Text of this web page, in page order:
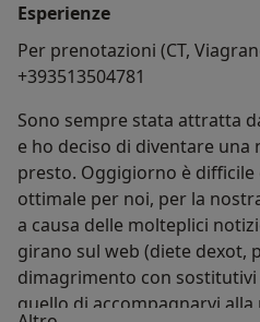
Esperienze
Per prenotazioni (CT,
+393513504781
Sono sempre stata attratta
e ho deciso di diventare
presto. Oggigiorno è difficile
ottimale per noi, per la
a causa delle molteplici
girano sul web (diete dexot,
dimagrimento con
quello di accompagnarvi alla